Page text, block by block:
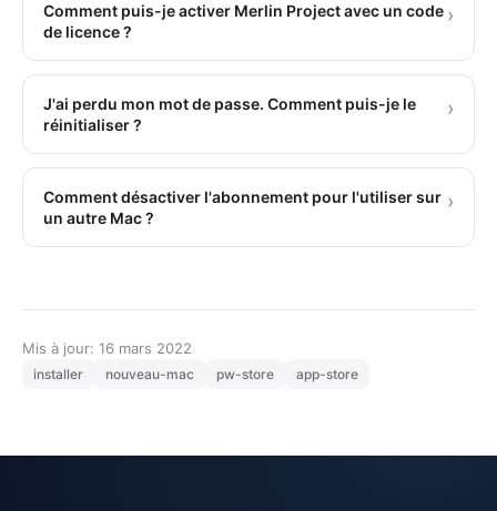
Comment puis-je activer Merlin Project avec un code
de licence ?
›
J'ai perdu mon mot de passe. Comment puis-je le
réinitialiser ?
›
Comment désactiver l'abonnement pour l'utiliser sur
un autre Mac ?
›
Mis à jour: 16 mars 2022
installer nouveau-mac pw-store app-store